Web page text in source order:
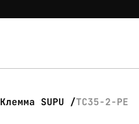
Клемма SUPU TC35-2-PE